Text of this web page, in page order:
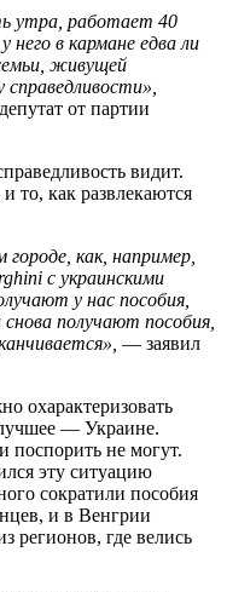
утра, работает 40
него в кармане едва ли
живущей
от партии
видит.
то, как развлекаются
как, например,
с украинскими
у нас пособия,
получают пособия,
— заявил
охарактеризовать
— Украине.
поспорить не могут.
эту ситуацию
сократили пособия
и в Венгрии
регионов, где велись